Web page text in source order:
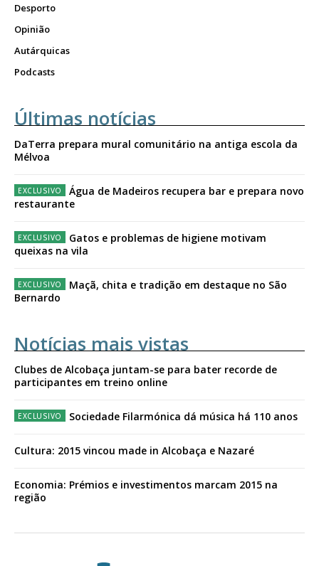
Desporto
Opinião
Autárquicas
Podcasts
Últimas notícias
DaTerra prepara mural comunitário na antiga escola da
Mélvoa
Água de Madeiros recupera bar e prepara novo
restaurante
Gatos e problemas de higiene motivam
queixas na vila
Maçã, chita e tradição em destaque no São
Bernardo
Notícias mais vistas
Clubes de Alcobaça juntam-se para bater recorde de
participantes em treino online
Sociedade Filarmónica dá música há 110 anos
Cultura: 2015 vincou made in Alcobaça e Nazaré
Economia: Prémios e investimentos marcam 2015 na
região